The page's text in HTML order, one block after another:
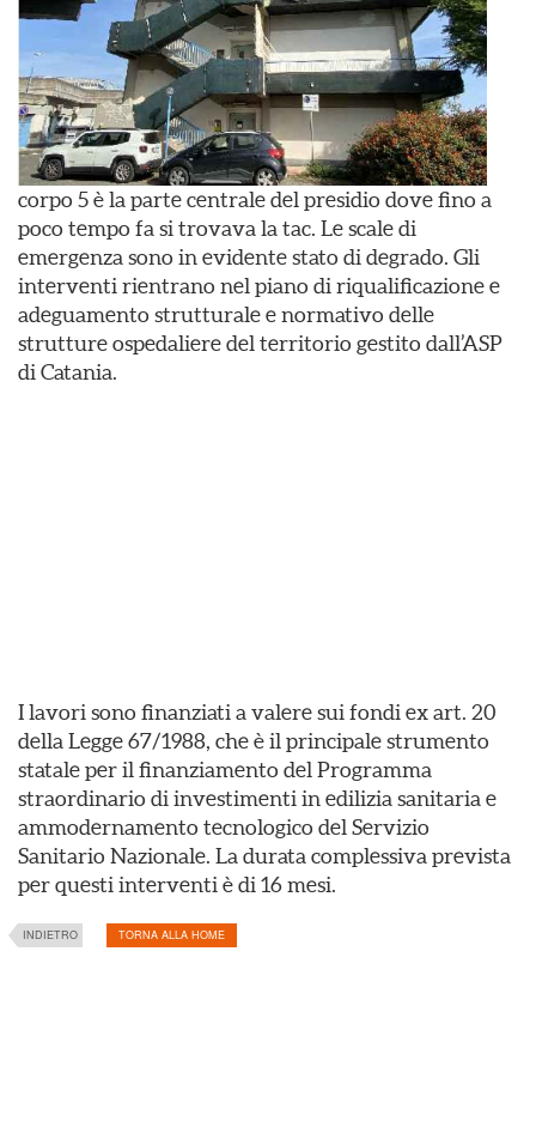
corpo 5 è la parte centrale del presidio dove fino a
poco tempo fa si trovava la tac. Le scale di
emergenza sono in evidente stato di degrado. Gli
interventi rientrano nel piano di riqualificazione e
adeguamento strutturale e normativo delle
strutture ospedaliere del territorio gestito dall’ASP
di Catania.
I lavori sono finanziati a valere sui fondi ex art. 20
della Legge 67/1988, che è il principale strumento
statale per il finanziamento del Programma
straordinario di investimenti in edilizia sanitaria e
ammodernamento tecnologico del Servizio
Sanitario Nazionale. La durata complessiva prevista
per questi interventi è di 16 mesi.
INDIETRO TORNA ALLA HOME